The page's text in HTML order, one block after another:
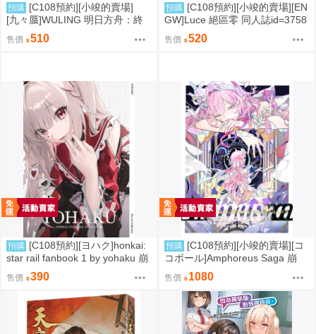
預購 [C108預約][小竣的賣場]
[九々蜃]WULING 明日方舟：終
末地 同人誌id=3774619
售價 510
預購 [C108預約][小竣的賣場][EN
GW]Luce 絕區零 同人誌id=3758
售價 520
預購 [C108預約][ヨハク]honkai:
star rail fanbook 1 by yohaku 崩
壞：星穹鐵道 同人誌id=3767971
售價 390
預購 [C108預約][小竣的賣場][コ
コボール]Amphoreus Saga 崩
壞：星穹鐵道 同人誌id=3745928
售價 1080